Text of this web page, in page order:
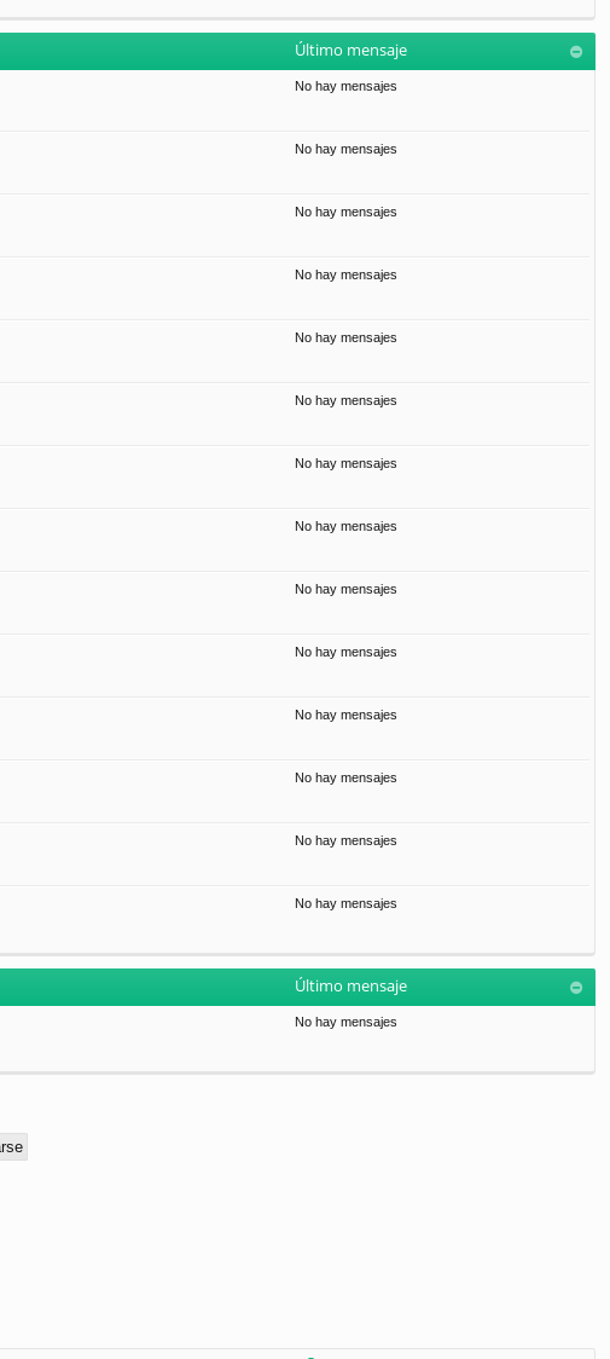
a
j
Último mensaje
No hay mensajes
No hay mensajes
No hay mensajes
No hay mensajes
No hay mensajes
No hay mensajes
No hay mensajes
No hay mensajes
No hay mensajes
No hay mensajes
No hay mensajes
No hay mensajes
No hay mensajes
No hay mensajes
Último mensaje
No hay mensajes